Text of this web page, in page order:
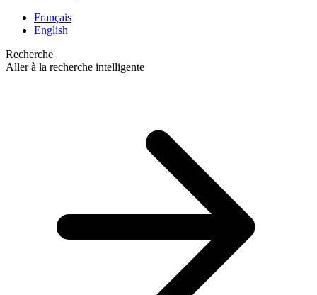
Français
English
Recherche
Aller à la recherche intelligente